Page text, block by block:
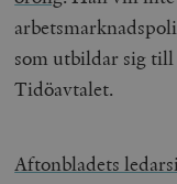
som utbildar sig
Tidöavtalet.
Aftonbladets